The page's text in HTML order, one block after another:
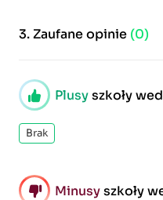
3.Zaufane opinie (0)
Plusyszkoły
Brak
Minusyszkoły